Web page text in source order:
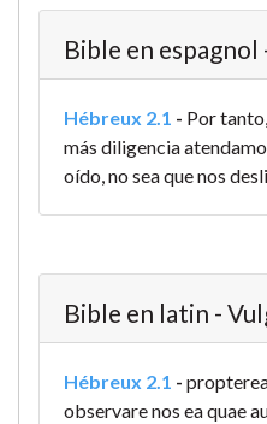
Bible en espagnol
Hébreux 2.1 - Por
más diligencia
oído, no sea que nos
Bible en latin -
Hébreux 2.1 -
observare nos ea quae